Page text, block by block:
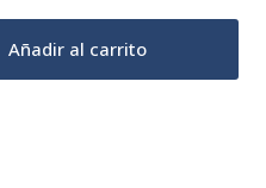
Añadir al carrito